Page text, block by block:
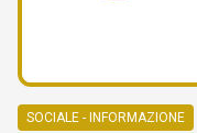
SOCIALE - INFORMAZIONE